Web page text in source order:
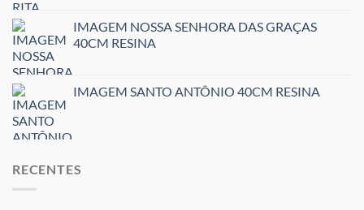
IMAGEM NOSSA SENHORA DAS GRAÇAS
40CM RESINA
IMAGEM SANTO ANTÔNIO 40CM RESINA
RECENTES